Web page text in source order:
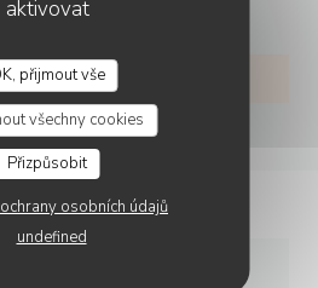
aktivovat
přijmout vše
všechny cookies
Přizpůsobit
osobních údajů
undefined
našezásady ochrany osobních údajů